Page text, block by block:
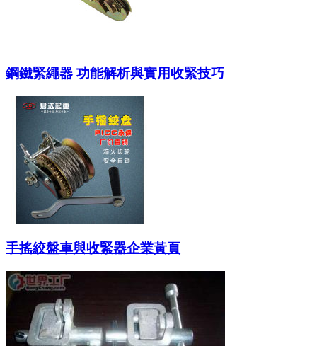
鋼鐵緊繩器 功能解析與實用收緊技巧
手搖絞盤車與收緊器企業黃頁